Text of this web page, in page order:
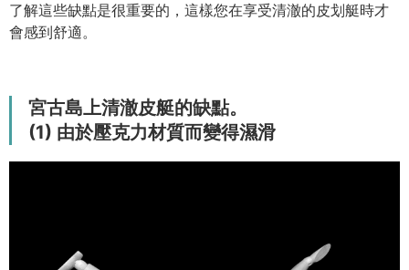
了解這些缺點是很重要的，這樣您在享受清澈的皮划艇時才
會感到舒適。
宮古島上清澈皮艇的缺點。
(1) 由於壓克力材質而變得濕滑